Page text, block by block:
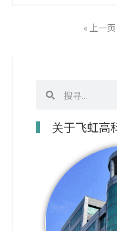
« 上一页
寻
关于飞虹高